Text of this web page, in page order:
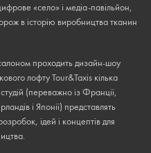
«село» і медіа-павільйон,
в історію виробництва тканин
проходить дизайн-шоу
лофту Tour&Taxis кілька
(переважно із Франції,
і Японії) представлять
ідей і концептів для